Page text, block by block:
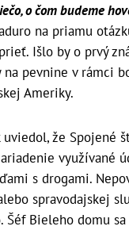
o čom budeme
na priamu
Išlo by o prvý
na pevnine v rámci
Ameriky.
že Spojené
využívané
s drogami.
spravodajskej
Šéf Bieleho domu